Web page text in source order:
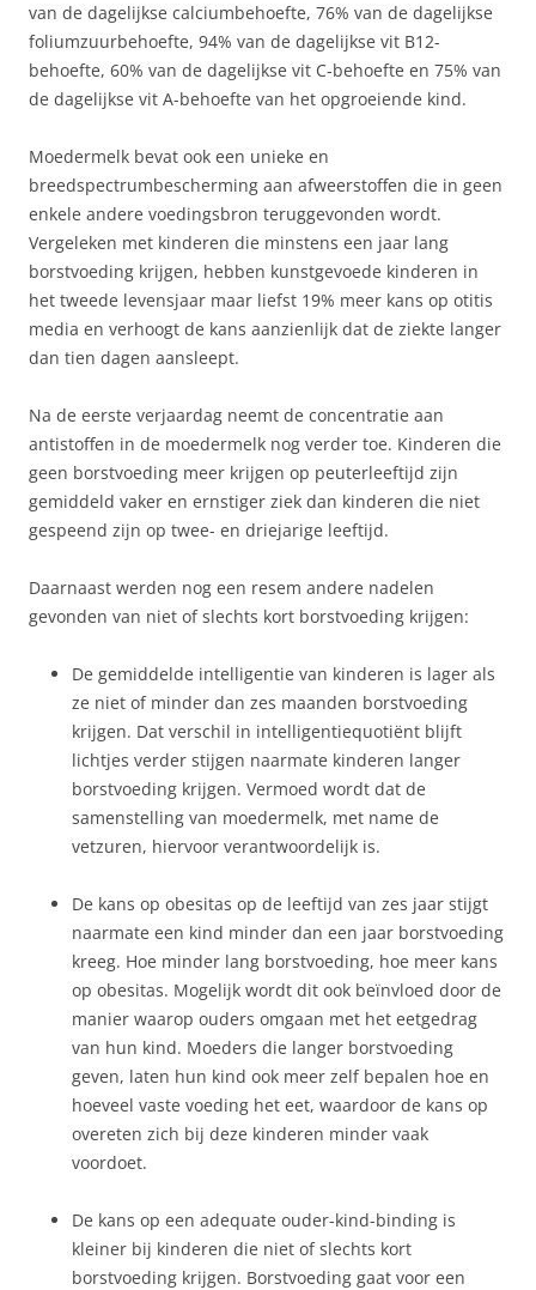
van de dagelijkse calciumbehoefte, 76% van de dagelijkse
foliumzuurbehoefte, 94% van de dagelijkse vit B12-
behoefte, 60% van de dagelijkse vit C-behoefte en 75% van
de dagelijkse vit A-behoefte van het opgroeiende kind.
Moedermelk bevat ook een unieke en
breedspectrumbescherming aan afweerstoffen die in geen
enkele andere voedingsbron teruggevonden wordt.
Vergeleken met kinderen die minstens een jaar lang
borstvoeding krijgen, hebben kunstgevoede kinderen in
het tweede levensjaar maar liefst 19% meer kans op otitis
media en verhoogt de kans aanzienlijk dat de ziekte langer
dan tien dagen aansleept.
Na de eerste verjaardag neemt de concentratie aan
antistoffen in de moedermelk nog verder toe. Kinderen die
geen borstvoeding meer krijgen op peuterleeftijd zijn
gemiddeld vaker en ernstiger ziek dan kinderen die niet
gespeend zijn op twee- en driejarige leeftijd.
Daarnaast werden nog een resem andere nadelen
gevonden van niet of slechts kort borstvoeding krijgen:
De gemiddelde intelligentie van kinderen is lager als
ze niet of minder dan zes maanden borstvoeding
krijgen. Dat verschil in intelligentiequotiënt blijft
lichtjes verder stijgen naarmate kinderen langer
borstvoeding krijgen. Vermoed wordt dat de
samenstelling van moedermelk, met name de
vetzuren, hiervoor verantwoordelijk is.
De kans op obesitas op de leeftijd van zes jaar stijgt
naarmate een kind minder dan een jaar borstvoeding
kreeg. Hoe minder lang borstvoeding, hoe meer kans
op obesitas. Mogelijk wordt dit ook beïnvloed door de
manier waarop ouders omgaan met het eetgedrag
van hun kind. Moeders die langer borstvoeding
geven, laten hun kind ook meer zelf bepalen hoe en
hoeveel vaste voeding het eet, waardoor de kans op
overeten zich bij deze kinderen minder vaak
voordoet.
De kans op een adequate ouder-kind-binding is
kleiner bij kinderen die niet of slechts kort
borstvoeding krijgen. Borstvoeding gaat voor een